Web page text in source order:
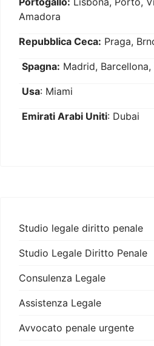
Amadora
Repubblica Ceca: Praga,
Spagna: Madrid,
Usa: Miami
Emirati Arabi Uniti: Dubai
Studio legale diritto penale
Studio Legale Diritto Penale
Consulenza Legale
Assistenza Legale
Avvocato penale urgente